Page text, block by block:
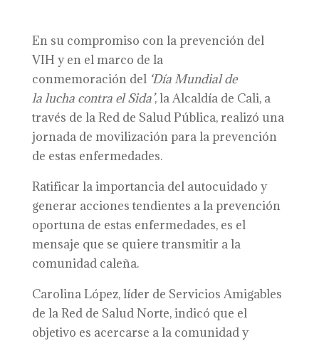
En su compromiso con la prevención del
VIH y en el marco de la
conmemoración del ‘Día Mundial de
lalucha contra el Sida’, la Alcaldía de Cali, a
través de la Red de Salud Pública, realizó una
jornada de movilización para la prevención
de estas enfermedades.
Ratificar la importancia del autocuidado y
generar acciones tendientes a la prevención
oportuna de estas enfermedades, es el
mensaje que se quiere transmitir a la
comunidad caleña.
Carolina López, líder de Servicios Amigables
de la Red de Salud Norte, indicó que el
objetivo es acercarse a la comunidad y